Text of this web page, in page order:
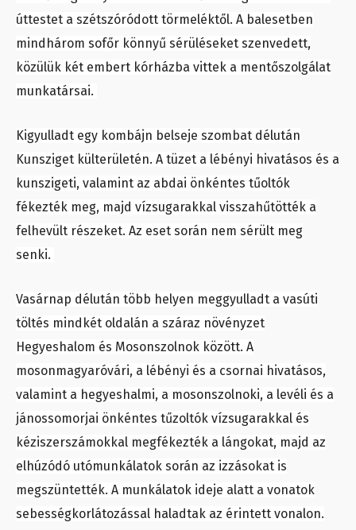
úttestet a szétszóródott törmeléktől. A balesetben
mindhárom sofőr könnyű sérüléseket szenvedett,
közülük két embert kórházba vittek a mentőszolgálat
munkatársai.
Kigyulladt egy kombájn belseje szombat délután
Kunsziget külterületén. A tüzet a lébényi hivatásos és a
kunszigeti, valamint az abdai önkéntes tűoltók
fékezték meg, majd vízsugarakkal visszahűtötték a
felhevült részeket. Az eset során nem sérült meg
senki.
Vasárnap délután több helyen meggyulladt a vasúti
töltés mindkét oldalán a száraz növényzet
Hegyeshalom és Mosonszolnok között. A
mosonmagyaróvári, a lébényi és a csornai hivatásos,
valamint a hegyeshalmi, a mosonszolnoki, a levéli és a
jánossomorjai önkéntes tűzoltók vízsugarakkal és
kéziszerszámokkal megfékezték a lángokat, majd az
elhúzódó utómunkálatok során az izzásokat is
megszüntették. A munkálatok ideje alatt a vonatok
sebességkorlátozással haladtak az érintett vonalon.